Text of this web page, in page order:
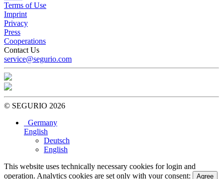
Terms of Use
Imprint
Privacy
Press
Cooperations
Contact Us
service@segurio.com
© SEGURIO 2026
Germany
English
Deutsch
English
This website uses technically necessary cookies for login and
operation. Analytics cookies are set only with your consent:
Agree